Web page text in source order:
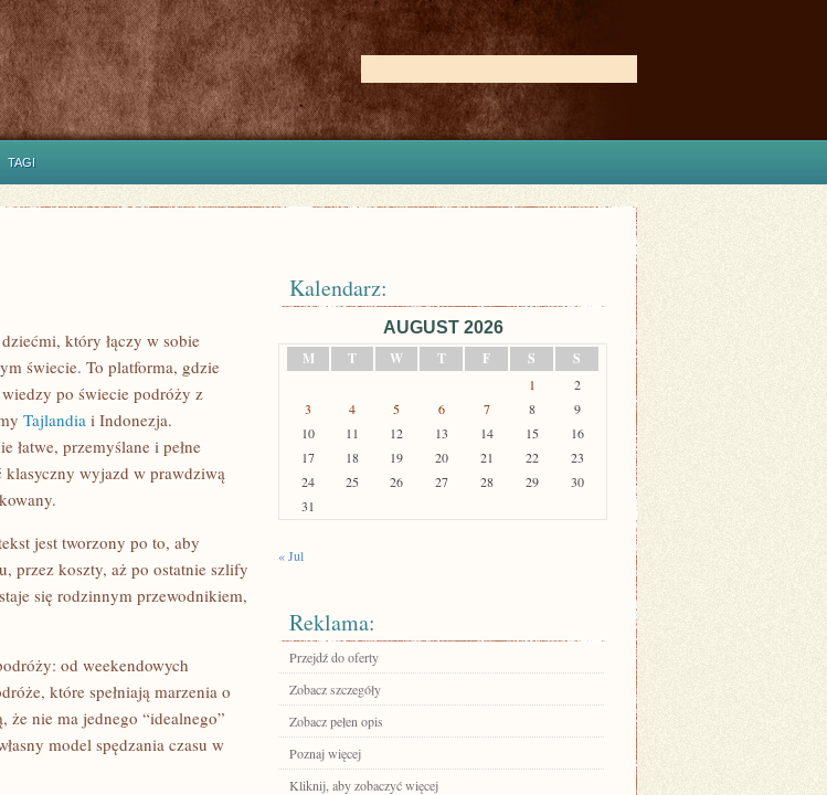
TAGI
który łączy w sobie
świecie. To platforma, gdzie
po świecie podróży z
Tajlandia i Indonezja.
łatwe, przemyślane i pełne
wyjazd w prawdziwą
jest tworzony po to, aby
przez koszty, aż po ostatnie szlify
się rodzinnym przewodnikiem,
od weekendowych
które spełniają marzenia o
nie ma jednego “idealnego”
model spędzania czasu w
Kalendarz:
AUGUST 2026
M
T W T F S S
1
2
3
4 5 6 7 8
9
10
11 12 13 14 15
16
17
18 19 20 21 22
23
24
25 26 27 28 29
30
31
« Jul
Reklama:
Przejdź do oferty
Zobacz szczegóły
Zobacz pełen opis
Poznaj więcej
Kliknij, aby zobaczyć więcej